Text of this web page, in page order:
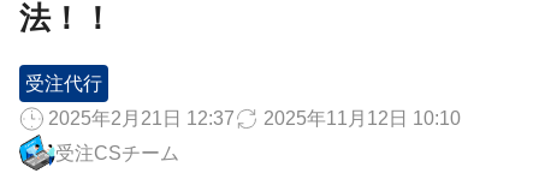
法！！
受注代行
2025年2月21日 12:37
2025年11月12日 10:10
受注CSチーム